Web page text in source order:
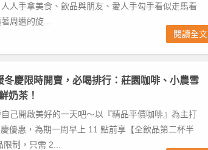
人手拿美食、飲品與朋友、愛人手勾手看似走馬看
周遭的旋...
閱讀全文
冬慶限時開賣，必喝排行：莊園咖啡、小農雪
奶茶！
己開啟美好的一天吧～以『精品平價咖啡』為主打
優惠，為期一周早上 11 點前享【全飲品第二杯半
制，只需 2...